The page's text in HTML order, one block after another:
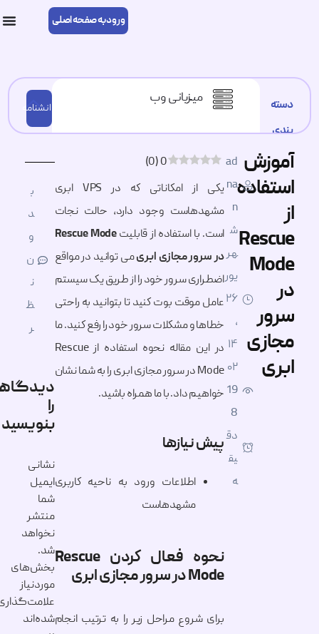
ورود به صفحه اصلی
آموزش
استفاده
Rescue
Mode
سرور
مجازی
ابری
ad
na
ش
هر
۲۶
,
۱۴
19
0
(
0
)
یکی از امکاناتی که در VPS ابری
مشهدهاست وجود دارد، حالت نجات
است. با استفاده از قابلیتRescue Mode
در سرور مجازی ابری می توانید در مواقع
اضطراری سرور خود را از طریق یک سیستم
عامل موقت بوت کنید تا بتوانید به راحتی
خطاها و مشکلات سرور خود را رفع کنید. ما
در این مقاله نحوه استفاده از Rescue
Mode در سرور مجازی ابری را به شما نشان
خواهیم داد. با ما همراه باشید.
پیش نیازها
اطلاعات ورود به ناحیه کاربری
مشهدهاست
نحوه فعال کردن Rescue
Mode در سرور مجازی ابری
برای شروع مراحل زیر را به ترتیب انجام
ب
د
و
ن
ن
ظ
ر
دیدگاهتان
بنویسید
نشانی
ایمیل
منتشر
نخواهد
شد.
بخش‌های
موردنیاز
علامت‌گذاری
شده‌اند
دسته
بندی
میزبانی وب
امنیت
وردپرس
معرفی کسب و کار
دانشنامه